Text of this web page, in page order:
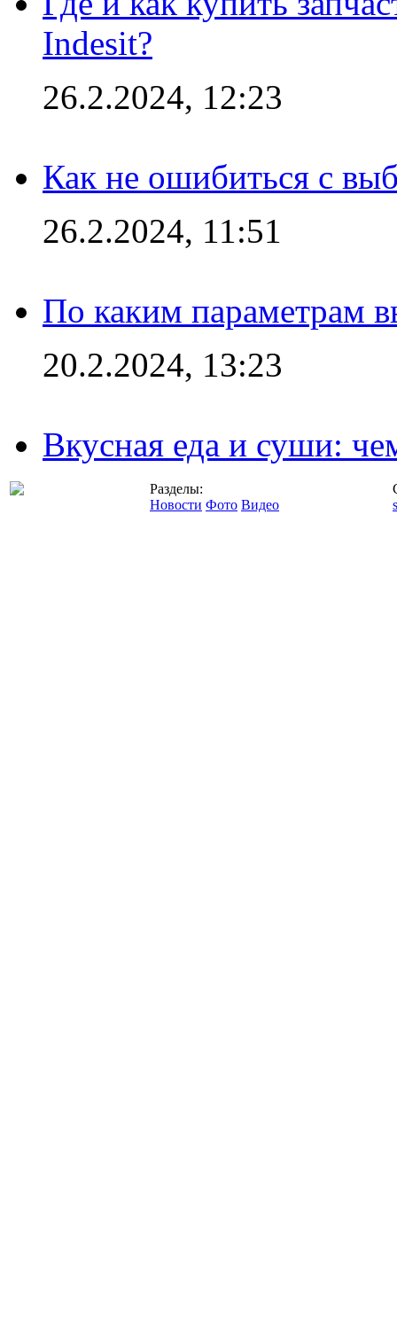
Indesit?
26.2.2024, 12:23
Как не ошибиться с
26.2.2024, 11:51
По каким параметрам
20.2.2024, 13:23
Вкусная еда и суши:
Разделы:
Новости Фото Видео